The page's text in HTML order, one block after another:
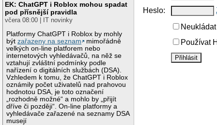
EK: ChatGPT i Roblox mohou spadat
pod přísnější pravidla
včera 08:00 | IT novinky
Platformy ChatGPT i Roblox by mohly
býtzařazeny na seznam
mimořádně
velkých on-line platforem nebo
internetových vyhledávačů, na něž se
vztahují zvláštní podmínky podle
nařízení o digitálních službách (DSA).
Vzhledem k tomu, že ChatGPT i Roblox
oznámily počet uživatelů nad prahovou
hodnotou DSA, je toto označení
„rozhodně možné“ a mohlo by „přijít
dříve či později“. On-line platformy a
vyhledávače zařazené na seznamy DSA
musejí
Heslo:
Používat